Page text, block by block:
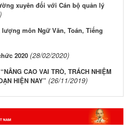
xuyên đối với Cán bộ quản lý
môn Ngữ Văn, Toán, Tiếng
2020 (28/02/2020)
CAO VAI TRÒ, TRÁCH NHIỆM
HIỆN NAY” (26/11/2019)